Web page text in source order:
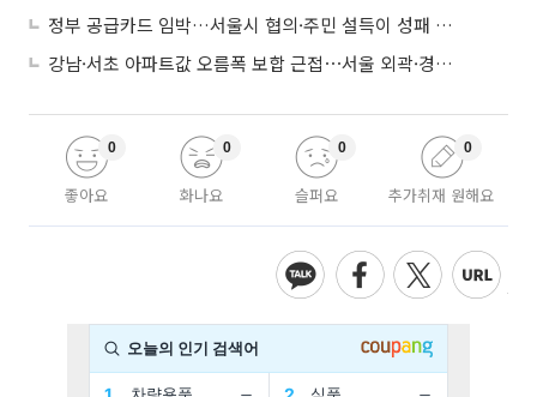
정부 공급카드 임박…서울시 협의·주민 설득이 성패 가른다
강남·서초 아파트값 오름폭 보합 근접⋯서울 외곽·경기 남부 중심 매수세
좋아요
0
화나요
0
슬퍼요
0
추가취재 원해요
0